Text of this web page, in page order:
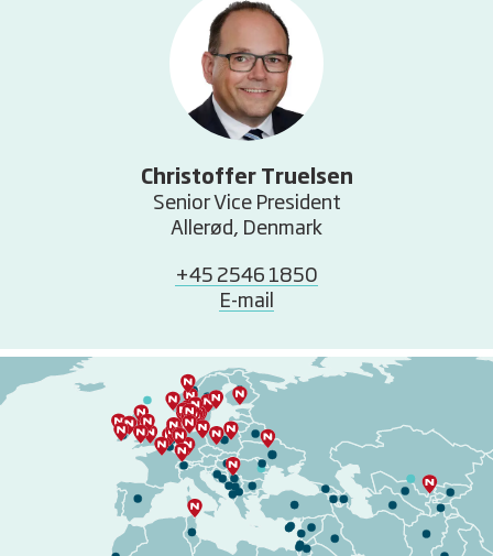
Christoffer Truelsen
Senior Vice President
Allerød, Denmark
+45 2546 1850
E-mail